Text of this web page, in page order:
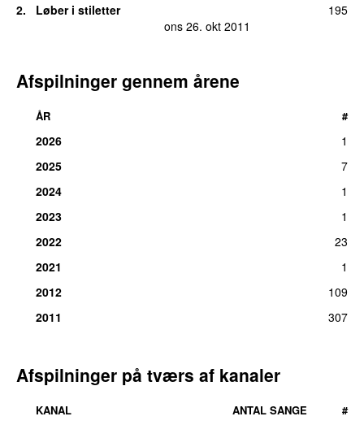
2.
Løber i stiletter
ons 26. okt 2011
195
Afspilninger gennem årene
ÅR #
2026
1
2025
7
2024
1
2023
1
2022
23
2021
1
2012
109
2011
307
Afspilninger på tværs af kanaler
KANAL ANTAL SANGE #